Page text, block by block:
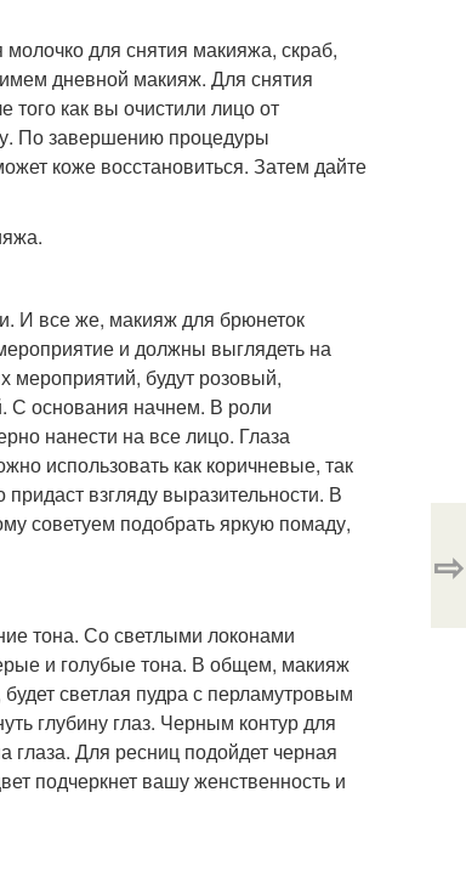
для снятия макияжа, скраб,
дневной макияж. Для снятия
как вы очистили лицо от
По завершению процедуры
коже восстановиться. Затем дайте
И все же, макияж для брюнеток
и должны выглядеть на
мероприятий, будут розовый,
С основания начнем. В роли
нанести на все лицо. Глаза
использовать как коричневые, так
взгляду выразительности. В
советуем подобрать яркую помаду,
тона. Со светлыми локонами
и голубые тона. В общем, макияж
светлая пудра с перламутровым
глубину глаз. Черным контур для
глаза. Для ресниц подойдет черная
подчеркнет вашу женственность и
⇨